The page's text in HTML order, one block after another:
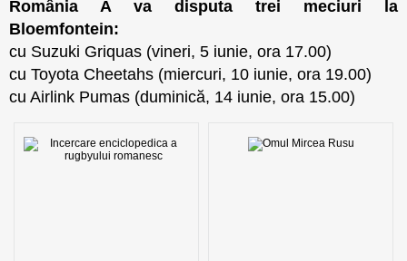
România A va disputa trei meciuri la
Bloemfontein:
cu Suzuki Griquas (vineri, 5 iunie, ora 17.00)
cu Toyota Cheetahs (miercuri, 10 iunie, ora 19.00)
cu Airlink Pumas (duminică, 14 iunie, ora 15.00)​